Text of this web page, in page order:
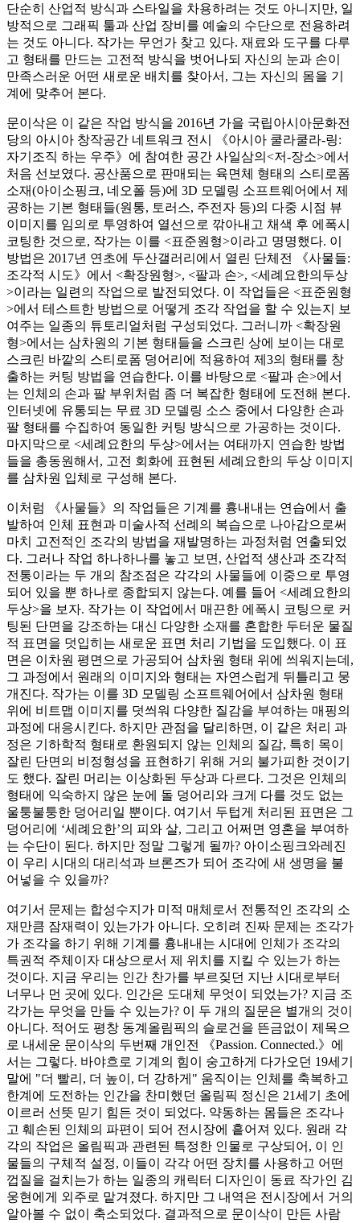
단순히 산업적 방식과 스타일을 차용하려는 것도 아니지만, 일
방적으로 그래픽 툴과 산업 장비를 예술의 수단으로 전용하려
는 것도 아니다. 작가는 무언가 찾고 있다. 재료와 도구를 다루
고 형태를 만드는 고전적 방식을 벗어나되 자신의 눈과 손이
만족스러운 어떤 새로운 배치를 찾아서, 그는 자신의 몸을 기
계에 맞추어 본다.
문이삭은 이 같은 작업 방식을 2016년 가을 국립아시아문화전
당의 아시아 창작공간 네트워크 전시 《아시아 쿨라쿨라-링:
자기조직 하는 우주》에 참여한 공간 사일삼의<저-장소>에서
처음 선보였다. 공산품으로 판매되는 육면체 형태의 스티로폼
소재(아이소핑크, 네오폴 등)에 3D 모델링 소프트웨어에서 제
공하는 기본 형태들(원통, 토러스, 주전자 등)의 다중 시점 뷰
이미지를 임의로 투영하여 열선으로 깎아내고 채색 후 에폭시
코팅한 것으로, 작가는 이를 <표준원형>이라고 명명했다. 이
방법은 2017년 연초에 두산갤러리에서 열린 단체전 《사물들:
조각적 시도》에서 <확장원형>, <팔과 손>, <세례요한의두상
>이라는 일련의 작업으로 발전되었다. 이 작업들은 <표준원형
>에서 테스트한 방법으로 어떻게 조각 작업을 할 수 있는지 보
여주는 일종의 튜토리얼처럼 구성되었다. 그러니까 <확장원
형>에서는 삼차원의 기본 형태들을 스크린 상에 보이는 대로
스크린 바깥의 스티로폼 덩어리에 적용하여 제3의 형태를 창
출하는 커팅 방법을 연습한다. 이를 바탕으로 <팔과 손>에서
는 인체의 손과 팔 부위처럼 좀 더 복잡한 형태에 도전해 본다.
인터넷에 유통되는 무료 3D 모델링 소스 중에서 다양한 손과
팔 형태를 수집하여 동일한 커팅 방식으로 가공하는 것이다.
마지막으로 <세례요한의 두상>에서는 여태까지 연습한 방법
들을 총동원해서, 고전 회화에 표현된 세례요한의 두상 이미지
를 삼차원 입체로 구성해 본다.
이처럼 《사물들》의 작업들은 기계를 흉내내는 연습에서 출
발하여 인체 표현과 미술사적 선례의 복습으로 나아감으로써
마치 고전적인 조각의 방법을 재발명하는 과정처럼 연출되었
다. 그러나 작업 하나하나를 놓고 보면, 산업적 생산과 조각적
전통이라는 두 개의 참조점은 각각의 사물들에 이중으로 투영
되어 있을 뿐 하나로 종합되지 않는다. 예를 들어 <세례요한의
두상>을 보자. 작가는 이 작업에서 매끈한 에폭시 코팅으로 커
팅된 단면을 강조하는 대신 다양한 소재를 혼합한 두터운 물질
적 표면을 덧입히는 새로운 표면 처리 기법을 도입했다. 이 표
면은 이차원 평면으로 가공되어 삼차원 형태 위에 씌워지는데,
그 과정에서 원래의 이미지와 형태는 자연스럽게 뒤틀리고 뭉
개진다. 작가는 이를 3D 모델링 소프트웨어에서 삼차원 형태
위에 비트맵 이미지를 덧씌워 다양한 질감을 부여하는 매핑의
과정에 대응시킨다. 하지만 관점을 달리하면, 이 같은 처리 과
정은 기하학적 형태로 환원되지 않는 인체의 질감, 특히 목이
잘린 단면의 비정형성을 표현하기 위해 거의 불가피한 것이기
도 했다. 잘린 머리는 이상화된 두상과 다르다. 그것은 인체의
형태에 익숙하지 않은 눈에 돌 덩어리와 크게 다를 것도 없는
울퉁불퉁한 덩어리일 뿐이다. 여기서 두텁게 처리된 표면은 그
덩어리에 ‘세례요한’의 피와 살, 그리고 어쩌면 영혼을 부여하
는 수단이 된다. 하지만 정말 그렇게 될까? 아이소핑크와레진
이 우리 시대의 대리석과 브론즈가 되어 조각에 새 생명을 불
어넣을 수 있을까?
여기서 문제는 합성수지가 미적 매체로서 전통적인 조각의 소
재만큼 잠재력이 있는가가 아니다. 오히려 진짜 문제는 조각가
가 조각을 하기 위해 기계를 흉내내는 시대에 인체가 조각의
특권적 주체이자 대상으로서 제 위치를 지킬 수 있는가 하는
것이다. 지금 우리는 인간 찬가를 부르짖던 지난 시대로부터
너무나 먼 곳에 있다. 인간은 도대체 무엇이 되었는가? 지금 조
각가는 무엇을 만들 수 있는가? 이 두 개의 질문은 별개의 것이
아니다. 적어도 평창 동계올림픽의 슬로건을 뜬금없이 제목으
로 내세운 문이삭의 두번째 개인전 《Passion. Connected.》에
서는 그렇다. 바야흐로 기계의 힘이 숭고하게 다가오던 19세기
말에 "더 빨리, 더 높이, 더 강하게" 움직이는 인체를 축복하고
한계에 도전하는 인간을 찬미했던 올림픽 정신은 21세기 초에
이르러 선뜻 믿기 힘든 것이 되었다. 약동하는 몸들은 조각나
고 훼손된 인체의 파편이 되어 전시장에 흩어져 있다. 원래 각
각의 작업은 올림픽과 관련된 특정한 인물로 구상되어, 이 인
물들의 구체적 설정, 이들이 각각 어떤 장치를 사용하고 어떤
껍질을 걸치는가 하는 일종의 캐릭터 디자인이 동료 작가인 김
웅현에게 외주로 맡겨졌다. 하지만 그 내역은 전시장에서 거의
알아볼 수 없이 축소되었다. 결과적으로 문이삭이 만든 사람